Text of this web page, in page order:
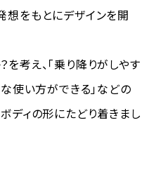
想をもとにデザインを開
考え、「乗り降りがしやす
な使い方ができる」などの
ディの形にたどり着きまし